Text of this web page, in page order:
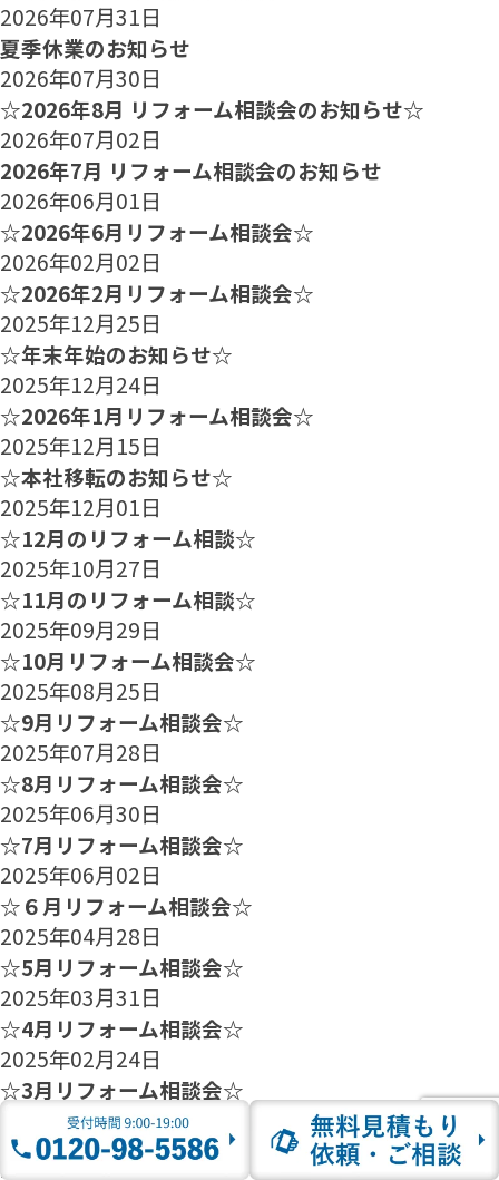
2026年07月31日
夏季休業のお知らせ
2026年07月30日
☆2026年8月 リフォーム相談会のお知らせ☆
2026年07月02日
2026年7月 リフォーム相談会のお知らせ
2026年06月01日
☆2026年6月リフォーム相談会☆
2026年02月02日
☆2026年2月リフォーム相談会☆
2025年12月25日
☆年末年始のお知らせ☆
2025年12月24日
☆2026年1月リフォーム相談会☆
2025年12月15日
☆本社移転のお知らせ☆
2025年12月01日
☆12月のリフォーム相談☆
2025年10月27日
☆11月のリフォーム相談☆
2025年09月29日
☆10月リフォーム相談会☆
2025年08月25日
☆9月リフォーム相談会☆
2025年07月28日
☆8月リフォーム相談会☆
2025年06月30日
☆7月リフォーム相談会☆
2025年06月02日
☆６月リフォーム相談会☆
2025年04月28日
☆5月リフォーム相談会☆
2025年03月31日
☆4月リフォーム相談会☆
2025年02月24日
☆3月リフォーム相談会☆
2025年01月27日
☆2月のリフォーム相談会のご案内☆